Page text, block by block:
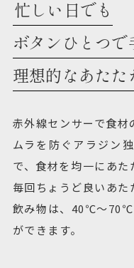
忙しい日でも
ボタンひとつで
理想的なあたた
赤外線センサーで食
ムラを防ぐアラジン
で、食材を均一にあた
毎回ちょうど良いあた
飲み物は、40℃～70℃
ができます。